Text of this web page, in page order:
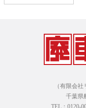
（有限会
千葉県
TEL：0120-